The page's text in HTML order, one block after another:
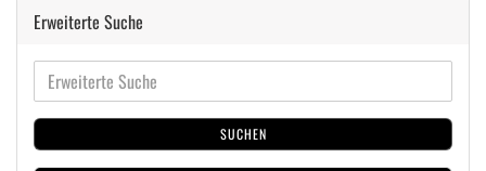
Erweiterte Suche
SUCHEN